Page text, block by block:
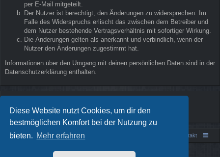
Diese Website nutzt Cookies, um dir den
bestmöglichen Komfort bei der Nutzung zu
bieten. Mehr erfahren
per E-Mail mitgeteilt.
Der Nutzer ist berechtigt, den Änderungen zu widersprechen. Im
Falle des Widerspruchs erlischt das zwischen dem Betreiber und
dem Nutzer bestehende Vertragsverhältnis mit sofortiger Wirkung.
Die Änderungen gelten als anerkannt und verbindlich, wenn der
Nutzer den Änderungen zugestimmt hat.
Informationen über den Umgang mit deinen persönlichen Daten sind in der
Datenschutzerklärung enthalten.
Portal Foren-Übersicht Kontakt
Powered byphpBB® Forum Software © phpBB Limited